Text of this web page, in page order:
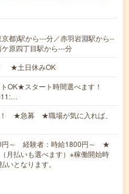
都)駅から---分／赤羽岩淵駅から--
原四丁目駅から---分
★土日休みOK
OK★スタート時間選べます！
！ ★急募 ★職場が気に入れば、
円～ 経験者：時給1800円～ ★
月払いも選べます）※稼働開始時
いとなります。